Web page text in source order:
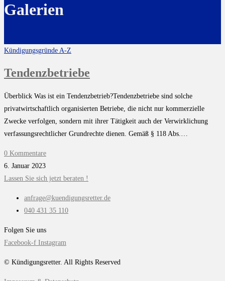
Galerien
Kündigungsgründe A-Z
Tendenzbetriebe
Überblick Was ist ein Tendenzbetrieb?Tendenzbetriebe sind solche
privatwirtschaftlich organisierten Betriebe, die nicht nur kommerzielle
Zwecke verfolgen, sondern mit ihrer Tätigkeit auch der Verwirklichung
verfassungsrechtlicher Grundrechte dienen. Gemäß § 118 Abs.…
0 Kommentare
6. Januar 2023
Lassen Sie sich jetzt beraten !
anfrage@kuendigungsretter.de
040 431 35 110
Folgen Sie uns
Facebook-f Instagram
© Kündigungsretter. All Rights Reserved